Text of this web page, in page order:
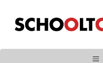
Inhalt
springen